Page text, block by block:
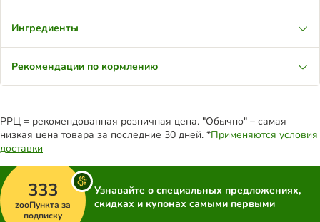
Ингредиенты
Рекомендации по кормлению
РРЦ = рекомендованная розничная цена. "Обычно" – самая
низкая цена товара за последние 30 дней. *Применяются условия
доставки
333
zooПункта за
подписку
Узнавайте о специальных предложениях,
скидках и купонах самыми первыми